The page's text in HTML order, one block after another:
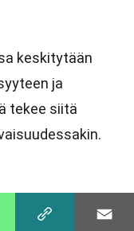
keskitytään
ja
tekee siitä
tyylikkyyden,